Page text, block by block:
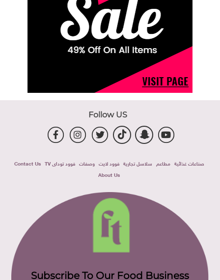
Follow US
صناعات غذائية مطاعم سلاسل تجارية فوود لايت وصفات فوود توداى TV
Contact Us
About Us
Subscribe To Our Food Business